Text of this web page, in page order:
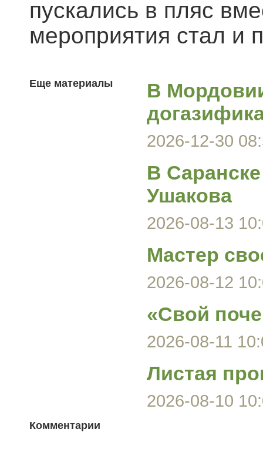
пускались в пляс
мероприятия стал и
Еще материалы
В
2026-12-30
В
Ушакова
2026-08-13
Мастер
2026-08-12
«Свой
2026-08-11
Листая
2026-08-10
Комментарии